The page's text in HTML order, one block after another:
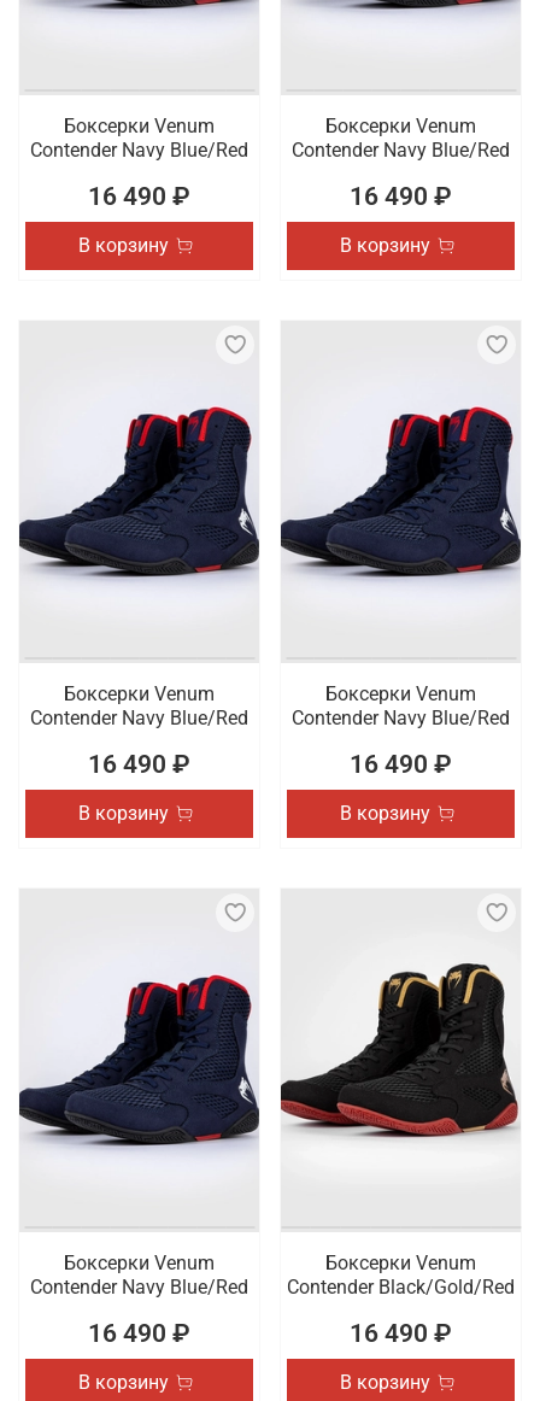
Боксерки Venum
Contender Navy Blue/Red
16 490 ₽
В корзину
Боксерки Venum
Contender Navy Blue/Red
16 490 ₽
В корзину
Боксерки Venum
Contender Navy Blue/Red
16 490 ₽
В корзину
Боксерки Venum
Contender Navy Blue/Red
16 490 ₽
В корзину
Боксерки Venum
Contender Navy Blue/Red
16 490 ₽
В корзину
Боксерки Venum
Contender Black/Gold/Red
16 490 ₽
В корзину